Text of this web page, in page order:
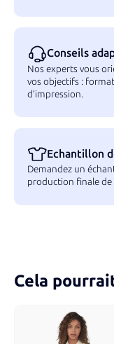
Conseils
Nos experts vous
vos objectifs :
d’impression.
Echantillon
Demandez un
production finale de
Cela